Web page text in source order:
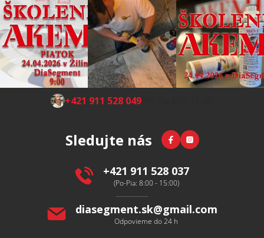
Z +421 911 528 049(Po-Pia 8:00-15:00)
Sledujte nás Facebook
Instagram
+421 911 528 037
(Po-Pia: 8:00 - 15:00)
diasegment.sk@gmail.com
Odpovieme do 24 h